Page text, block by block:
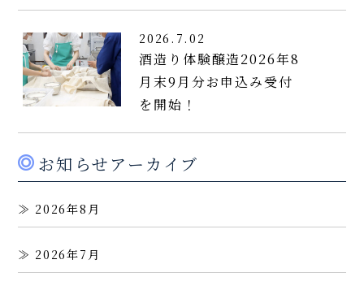
2026.7.02
酒造り体験醸造2026年8
月末9月分お申込み受付
を開始！
お知らせアーカイブ
2026年8月
2026年7月